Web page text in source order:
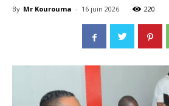
By Mr Kourouma - 16 juin 2026 220